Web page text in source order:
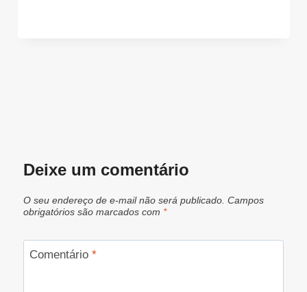
Deixe um comentário
O seu endereço de e-mail não será publicado. Campos
obrigatórios são marcados com *
Comentário *